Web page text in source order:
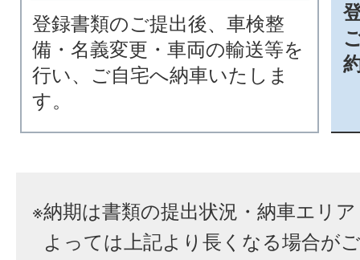
登録書類のご提出後、車検整
備・名義変更・車両の輸送等を
行い、ご自宅へ納車いたしま
す。
※納期は書類の提出状況・納車エリ
よっては上記より長くなる場合が